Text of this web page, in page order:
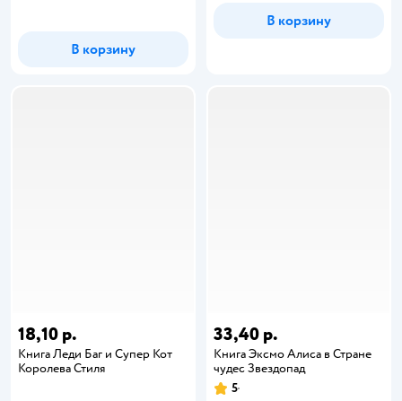
В корзину
В корзину
18,10 р.
Книга Леди Баг и Супер Кот
Королева Стиля
33,40 р.
Книга Эксмо Алиса в Стране
чудес Звездопад
5